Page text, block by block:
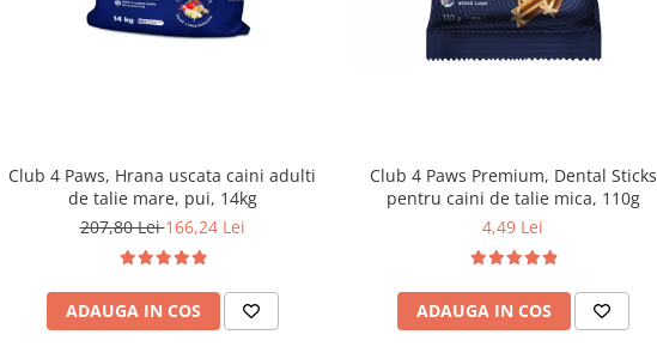
Club 4 Paws, Hrana uscata caini adulti
de talie mare, pui, 14kg
207,80 Lei166,24 Lei
ADAUGA IN COS
Club 4 Paws Premium, Dental Sticks
pentru caini de talie mica, 110g
4,49 Lei
ADAUGA IN COS